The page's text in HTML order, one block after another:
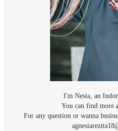
I'm Nesia, an
You can find more
For any question or wanna